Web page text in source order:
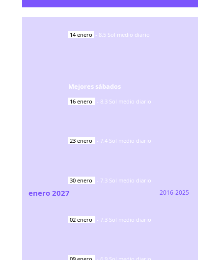
14 enero - 8.5 Sol medio diario
Mejores sábados
16 enero - 8.3 Sol medio diario
23 enero - 7.4 Sol medio diario
30 enero - 7.3 Sol medio diario
02 enero - 7.3 Sol medio diario
enero 2027 2016-2025